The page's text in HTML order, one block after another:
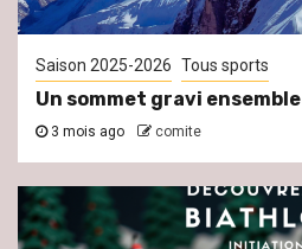
Saison 2025-2026 Tous sports
Un sommet gravi ensemble
3 mois ago comite